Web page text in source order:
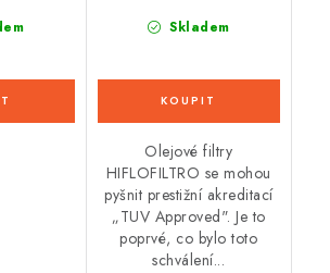
Skladem
Olejové filtry
HIFLOFILTRO se mohou
pyšnit prestižní akreditací
„TUV Approved". Je to
poprvé, co bylo toto
schválení...